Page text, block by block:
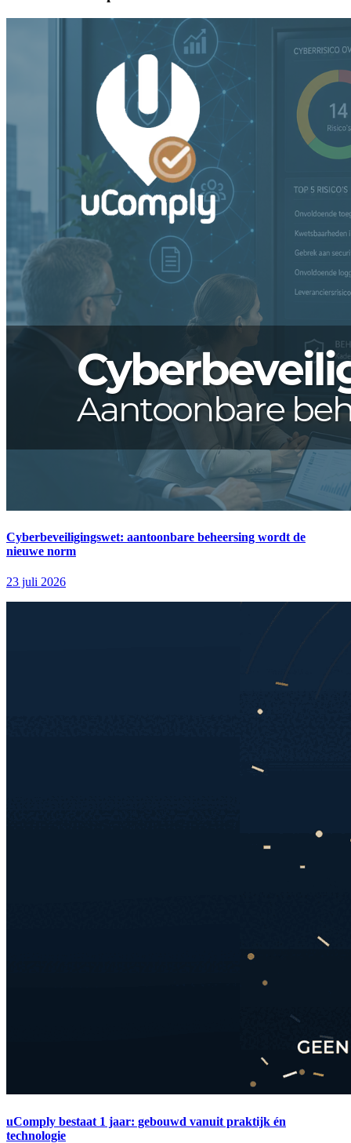
Cyberbeveiligingswet: aantoonbare beheersing wordt de
nieuwe norm
23 juli 2026
uComply bestaat 1 jaar: gebouwd vanuit praktijk én
technologie